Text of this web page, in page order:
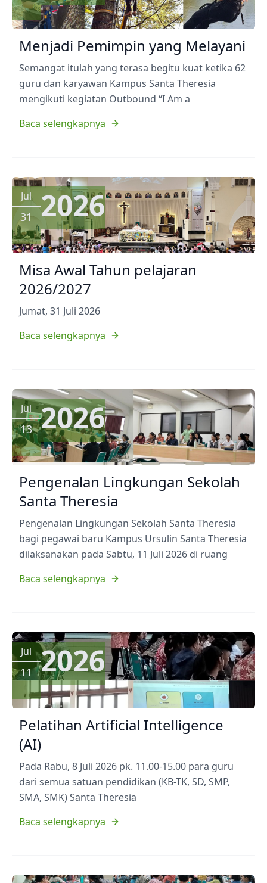
Menjadi Pemimpin yang Melayani
Semangat itulah yang terasa begitu kuat ketika 62
guru dan karyawan Kampus Santa Theresia
mengikuti kegiatan Outbound “I Am a
Baca selengkapnya
Jul
31 2026
Misa Awal Tahun pelajaran
2026/2027
Jumat, 31 Juli 2026
Baca selengkapnya
Jul
13 2026
Pengenalan Lingkungan Sekolah
Santa Theresia
Pengenalan Lingkungan Sekolah Santa Theresia
bagi pegawai baru Kampus Ursulin Santa Theresia
dilaksanakan pada Sabtu, 11 Juli 2026 di ruang
Baca selengkapnya
Jul
11 2026
Pelatihan Artificial Intelligence
(AI)
Pada Rabu, 8 Juli 2026 pk. 11.00-15.00 para guru
dari semua satuan pendidikan (KB-TK, SD, SMP,
SMA, SMK) Santa Theresia
Baca selengkapnya